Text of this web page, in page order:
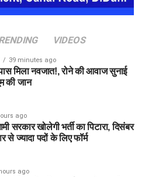
VIDEOS
39 minutes ago
मिला नवजात!, रोने की आवाज सुनाई
की जान
ago
सरकार खोलेगी भर्ती का पिटारा, दिसंबर
से ज्यादा पदों के लिए फॉर्म
ago